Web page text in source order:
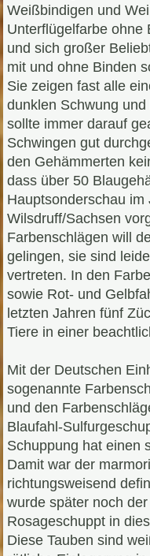
Weißbindigen und
Unterflügelfarbe ohne
und sich großer
mit und ohne Binden
Sie zeigen fast alle
dunklen Schwung
sollte immer darauf
Schwingen gut
den Gehämmerten
dass über 50
Hauptsonderschau im
Wilsdruff/Sachsen
Farbenschlägen will
gelingen, sie sind
vertreten. In den
sowie Rot- und
letzten Jahren fünf
Tiere in einer
Mit der Deutschen
sogenannte
und den
Blaufahl-
Schuppung hat einen
Damit war der
richtungsweisend
wurde später noch
Rosageschuppt in
Diese Tauben sind